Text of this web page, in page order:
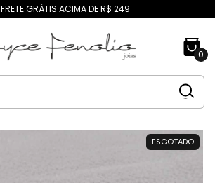
FRETE GRÁTIS ACIMA DE R$ 249
0
ESGOTADO